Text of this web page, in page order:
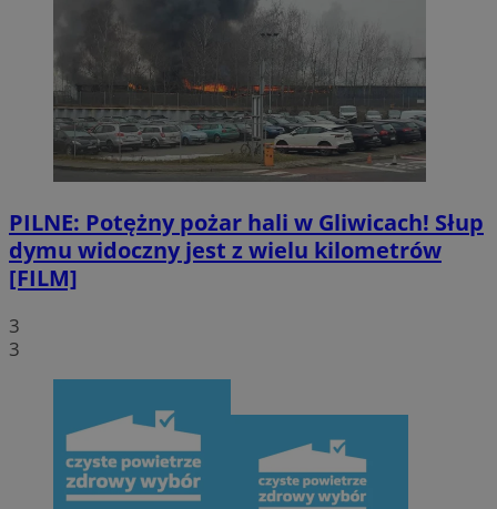
PILNE: Potężny pożar hali w Gliwicach! Słup
dymu widoczny jest z wielu kilometrów
[FILM]
3
3